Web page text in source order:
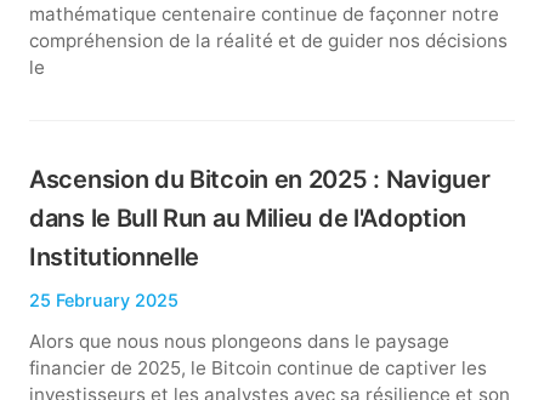
mathématique centenaire continue de façonner notre
compréhension de la réalité et de guider nos décisions
le
Ascension du Bitcoin en 2025 : Naviguer
dans le Bull Run au Milieu de l'Adoption
Institutionnelle
25 February 2025
Alors que nous nous plongeons dans le paysage
financier de 2025, le Bitcoin continue de captiver les
investisseurs et les analystes avec sa résilience et son